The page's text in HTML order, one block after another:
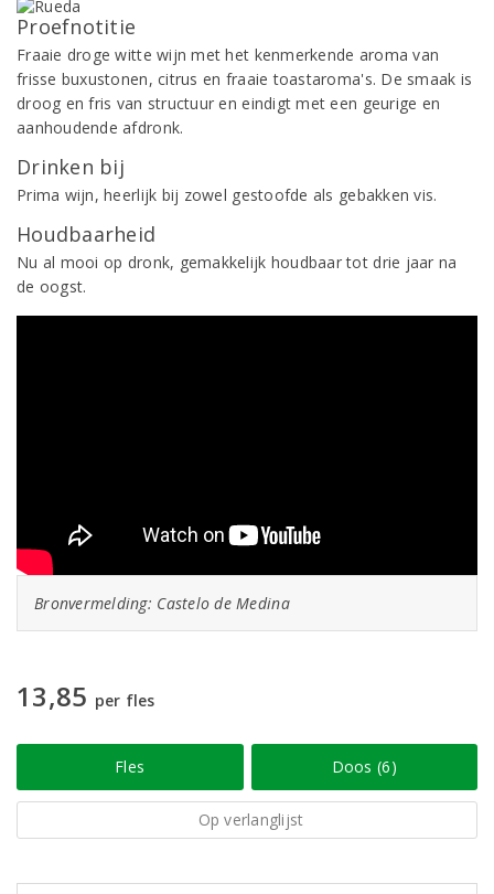
Proefnotitie
Fraaie droge witte wijn met het kenmerkende aroma van
frisse buxustonen, citrus en fraaie toastaroma's. De smaak is
droog en fris van structuur en eindigt met een geurige en
aanhoudende afdronk.
Drinken bij
Prima wijn, heerlijk bij zowel gestoofde als gebakken vis.
Houdbaarheid
Nu al mooi op dronk, gemakkelijk houdbaar tot drie jaar na
de oogst.
Bronvermelding: Castelo de Medina
13,85 per fles
Fles Doos (6)
Op verlanglijst